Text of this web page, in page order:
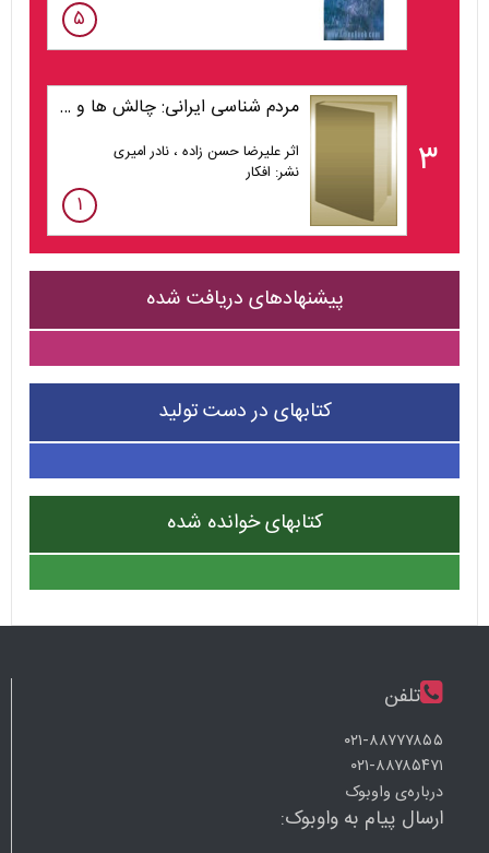
۵
۳
مردم شناسی ایرانی: چالش ها و پرسش ها: گفت وگو، هم آیی و هم اندیشی اندیشمندان و مردم شناسان ایرانی
اثر علیرضا حسن زاده ، نادر امیری
نشر: افکار
۱
پیشنهادهای دریافت شده
کتابهای در دست تولید
کتابهای خوانده شده
تلفن
۰۲۱-۸۸۷۷۷۸۵۵
۰۲۱-۸۸۷۸۵۴۷۱
درباره‌ی واوبوک
ارسال پیام به واوبوک: